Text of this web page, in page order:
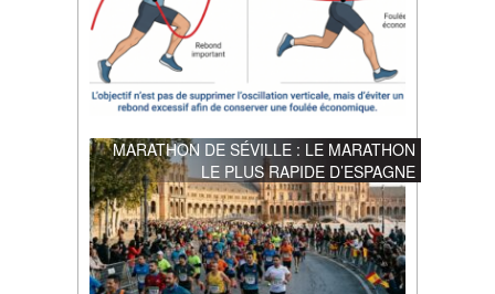
MARATHON DE SÉVILLE : LE MARATHON
LE PLUS RAPIDE D’ESPAGNE